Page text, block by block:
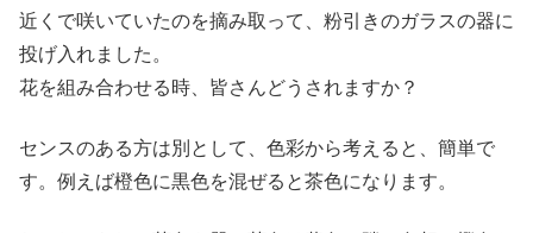
近くで咲いていたのを摘み取って、粉引きのガラスの器に
投げ入れました。
花を組み合わせる時、皆さんどうされますか？
センスのある方は別として、色彩から考えると、簡単で
す。例えば橙色に黒色を混ぜると茶色になります。